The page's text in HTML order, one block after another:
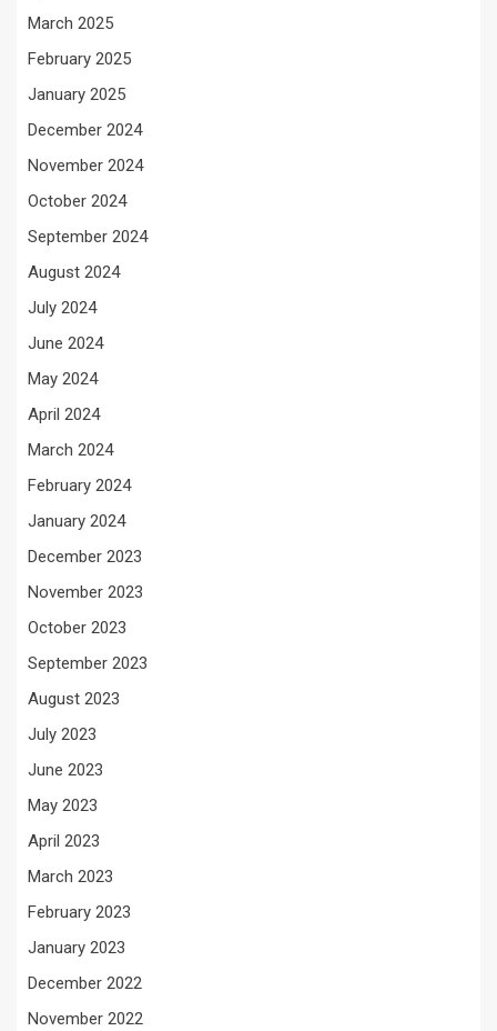
March 2025
February 2025
January 2025
December 2024
November 2024
October 2024
September 2024
August 2024
July 2024
June 2024
May 2024
April 2024
March 2024
February 2024
January 2024
December 2023
November 2023
October 2023
September 2023
August 2023
July 2023
June 2023
May 2023
April 2023
March 2023
February 2023
January 2023
December 2022
November 2022